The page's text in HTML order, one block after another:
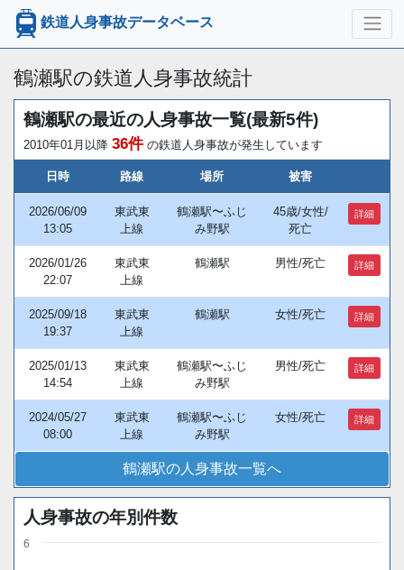
鉄道人身事故データベース
鶴瀬駅の鉄道人身事故統計
鶴瀬駅の最近の人身事故一覧(最新5件)
2010年01月以降 36件の鉄道人身事故が発生しています
日時 路線 場所 被害
2026/06/09
13:05
東武東
上線
鶴瀬駅〜ふじ
み野駅
45歳/女性/
死亡
詳細
2026/01/26
22:07
東武東
上線
鶴瀬駅 男性/死亡 詳細
2025/09/18
19:37
東武東
上線
鶴瀬駅 女性/死亡 詳細
2025/01/13
14:54
東武東
上線
鶴瀬駅〜ふじ
み野駅
男性/死亡 詳細
2024/05/27
08:00
東武東
上線
鶴瀬駅〜ふじ
み野駅
女性/死亡 詳細
鶴瀬駅の人身事故一覧へ
人身事故の年別件数
6